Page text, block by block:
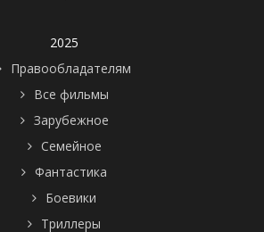
2025
Правообладателям
Все фильмы
Зарубежное
Семейное
Фантастика
Боевики
Триллеры